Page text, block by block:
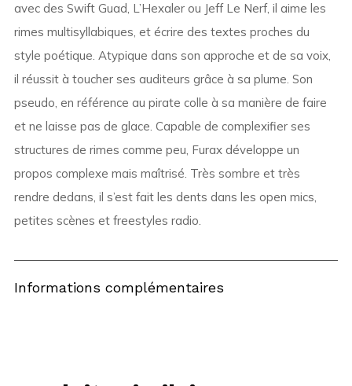
avec des Swift Guad, L’Hexaler ou Jeff Le Nerf, il aime les
rimes multisyllabiques, et écrire des textes proches du
style poétique. Atypique dans son approche et de sa voix,
il réussit à toucher ses auditeurs grâce à sa plume. Son
pseudo, en référence au pirate colle à sa manière de faire
et ne laisse pas de glace. Capable de complexifier ses
structures de rimes comme peu, Furax développe un
propos complexe mais maîtrisé. Très sombre et très
rendre dedans, il s’est fait les dents dans les open mics,
petites scènes et freestyles radio.
Informations complémentaires